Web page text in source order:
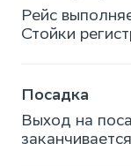
Рейс
Стойки
Посадка
Выход на